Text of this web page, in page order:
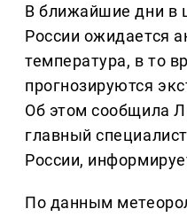
В ближайшие дни в
России ожидается
температура, в то
прогнозируются
Об этом сообщила
главный
России,
По данным